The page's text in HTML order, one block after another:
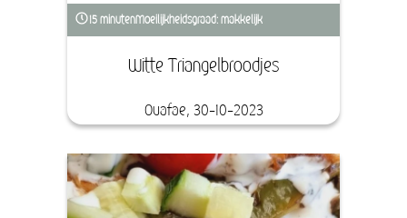
15 minutenMoeilijkheidsgraad: makkelijk
Witte Triangelbroodjes
Ouafae, 30-10-2023